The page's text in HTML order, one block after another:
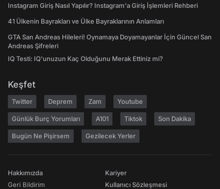
Instagram Giriş Nasıl Yapılır? Instagram'a Giriş İşlemleri Rehberi
41 Ülkenin Bayrakları ve Ülke Bayraklarının Anlamları
GTA San Andreas Hileleri! Oynamaya Doyamayanlar İçin Güncel San
Andreas Şifreleri
IQ Testi: IQ'unuzun Kaç Olduğunu Merak Ettiniz mi?
Keşfet
Twitter Deprem Zam Youtube
Günlük Burç Yorumları A101 Tiktok Son Dakika
Bugün Ne Pişirsem Gezilecek Yerler
Hakkımızda
Geri Bildirim
Kariyer
Kullanıcı Sözleşmesi